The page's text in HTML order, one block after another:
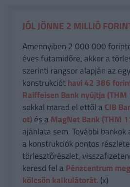
JÓL JÖNNE 2 MILLIÓ
Amennyiben 2 000 000
éves futamidőre, akkor a
szerinti rangsor alapján az
konstrukcióthavi 42 386
Raiffeisen Bank nyújtja (THM
sokkal marad el ettől a CIB
ot)és a MagNet Bank (THM
ajánlata sem. További
a konstrukciók pontos
törlesztőrészlet,
keresd fel a Pénzcentrum
kölcsön kalkulátorát. (x)